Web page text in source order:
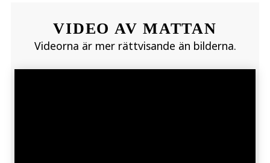
VIDEO AV MATTAN
Videorna är mer rättvisande än bilderna.